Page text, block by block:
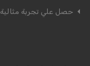
حصل علي تجربة مثالية